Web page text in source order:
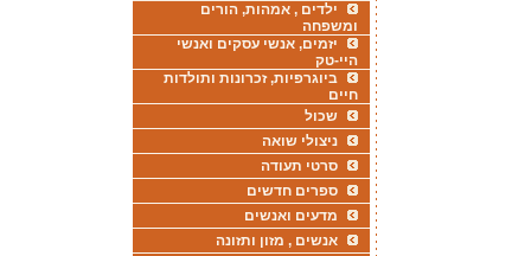
ילדים , אמהות, הורים
ומשפחה
יזמים, אנשי עסקים ואנשי
היי-טק
ביוגרפיות, זכרונות ותולדות
חיים
שכול
ניצולי שואה
סרטי תעודה
ספרים חדשים
מדעים ואנשים
אנשים , מזון ותזונה